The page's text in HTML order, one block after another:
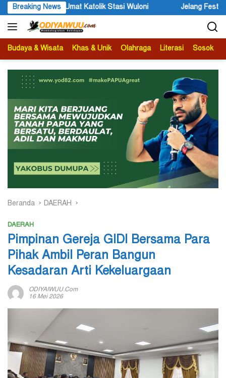
Langsung
ke
konten
Breaking News
Jelang Festival Etnik Religi 2026, Bupati Wandik Ajak
Budaya & Wisata Khas & Unik Olahraga Literasi Sosok
Beranda DAERAH
DAERAH
Pimpinan Gereja GIDI Bersama Para
Pihak Ambil Peran Bangun
Kesadaran Arti Kekeluargaan
ODIYAIWUU.com
16 Mei 2026